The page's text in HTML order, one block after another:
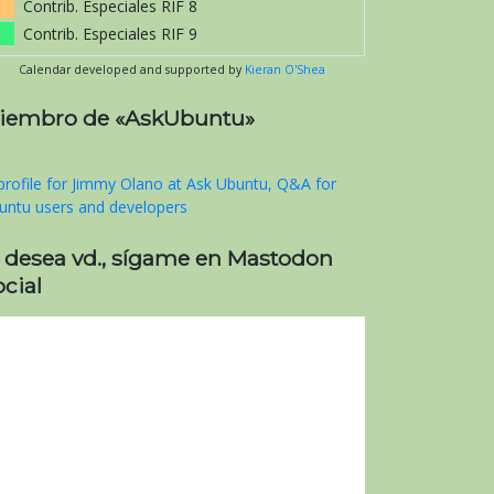
Contrib. Especiales RIF 8
Contrib. Especiales RIF 9
Calendar developed and supported by Kieran O'Shea
de «AskUbuntu»
desea vd., sígame en Mastodon